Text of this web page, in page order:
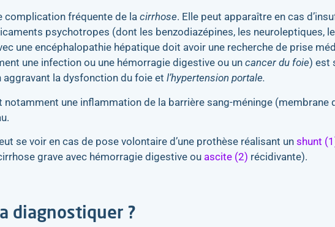
complication fréquente de lacirrhose. Elle peut apparaître en cas
psychotropes (dont les benzodiazépines, les neuroleptiques,
une encéphalopathie hépatique doit avoir une recherche de prise
une infection ou une hémorragie digestive ou un cancer du foie) est
aggravant la dysfonction du foie et l’hypertension portale.
notamment une inflammation de la barrière sang-méninge
se voir en cas de pose volontaire d’une prothèse réalisant un shunt
grave avec hémorragie digestive ou ascite (2) récidivante).
diagnostiquer ?